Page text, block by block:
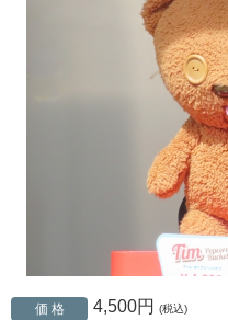
価 格 4,500円 (税込)